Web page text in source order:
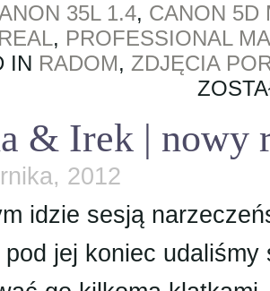
35L 1.4, CANON 5D
, PROFESSIONAL
IN RADOM, ZDJĘCIA
& Irek | nowy
2012
idzie sesją
jej koniec